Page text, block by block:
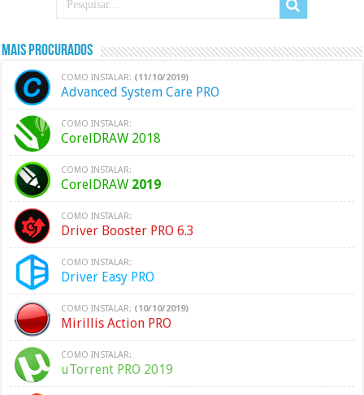
Mais Procurados
COMO INSTALAR: (11/10/2019)
Advanced System Care PRO
COMO INSTALAR:
CorelDRAW 2018
COMO INSTALAR:
CorelDRAW 2019
COMO INSTALAR:
Driver Booster PRO 6.3
COMO INSTALAR:
Driver Easy PRO
COMO INSTALAR: (10/10/2019)
Mirillis Action PRO
COMO INSTALAR:
uTorrent PRO 2019